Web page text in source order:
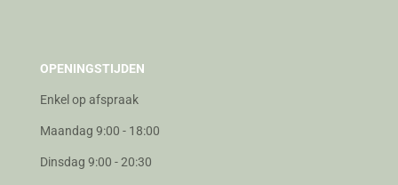
OPENINGSTIJDEN
Enkel op afspraak
Maandag 9:00 - 18:00
Dinsdag 9:00 - 20:30